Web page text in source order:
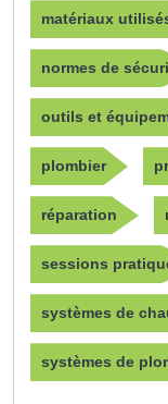
matériaux
normes de
outils et
plombier
réparation
sessions
systèmes de
systèmes de